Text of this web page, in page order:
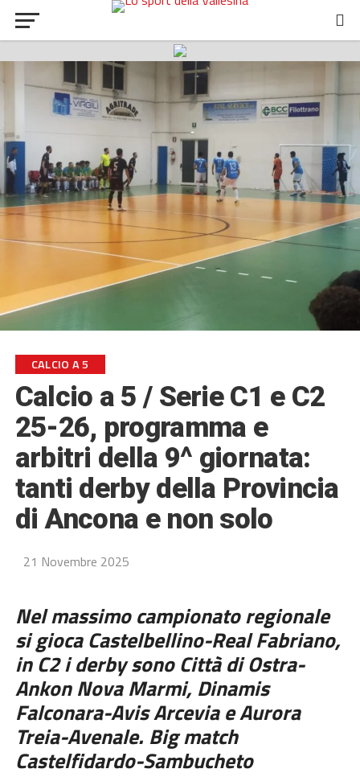
CALCIO A 5
Calcio a 5 / Serie C1 e C2
25-26, programma e
arbitri della 9^ giornata:
tanti derby della Provincia
di Ancona e non solo
21 Novembre 2025
Nel massimo campionato regionale
si gioca Castelbellino-Real Fabriano,
in C2 i derby sono Città di Ostra-
Ankon Nova Marmi, Dinamis
Falconara-Avis Arcevia e Aurora
Treia-Avenale. Big match
Castelfidardo-Sambucheto